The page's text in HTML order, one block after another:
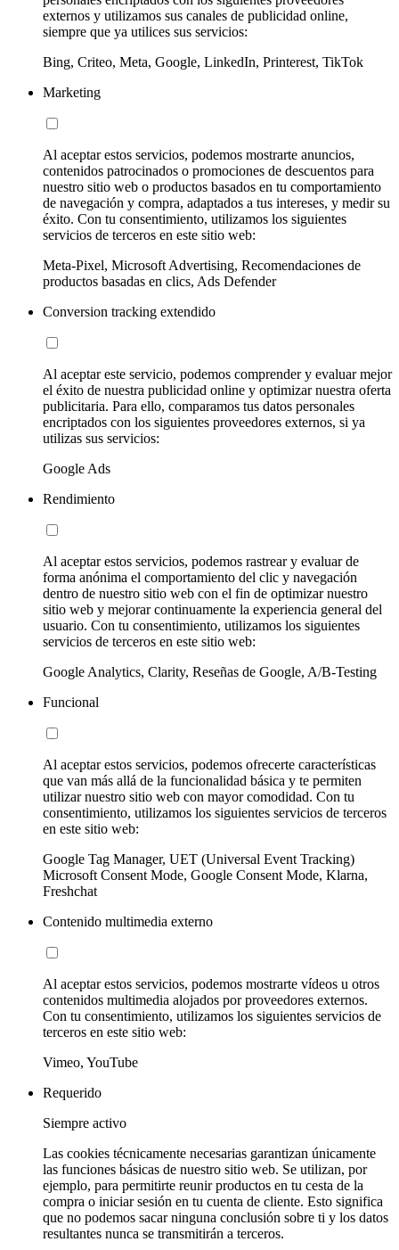
externos y utilizamos sus canales de publicidad online,
siempre que ya utilices sus servicios:
Bing, Criteo, Meta, Google, LinkedIn, Printerest, TikTok
Marketing
Al aceptar estos servicios, podemos mostrarte anuncios,
contenidos patrocinados o promociones de descuentos para
nuestro sitio web o productos basados en tu comportamiento
de navegación y compra, adaptados a tus intereses, y medir su
éxito. Con tu consentimiento, utilizamos los siguientes
servicios de terceros en este sitio web:
Meta-Pixel, Microsoft Advertising, Recomendaciones de
productos basadas en clics, Ads Defender
Conversion tracking extendido
Al aceptar este servicio, podemos comprender y evaluar mejor
el éxito de nuestra publicidad online y optimizar nuestra oferta
publicitaria. Para ello, comparamos tus datos personales
encriptados con los siguientes proveedores externos, si ya
utilizas sus servicios:
Google Ads
Rendimiento
Al aceptar estos servicios, podemos rastrear y evaluar de
forma anónima el comportamiento del clic y navegación
dentro de nuestro sitio web con el fin de optimizar nuestro
sitio web y mejorar continuamente la experiencia general del
usuario. Con tu consentimiento, utilizamos los siguientes
servicios de terceros en este sitio web:
Google Analytics, Clarity, Reseñas de Google, A/B-Testing
Funcional
Al aceptar estos servicios, podemos ofrecerte características
que van más allá de la funcionalidad básica y te permiten
utilizar nuestro sitio web con mayor comodidad. Con tu
consentimiento, utilizamos los siguientes servicios de terceros
en este sitio web:
Google Tag Manager, UET (Universal Event Tracking)
Microsoft Consent Mode, Google Consent Mode, Klarna,
Freshchat
Contenido multimedia externo
Al aceptar estos servicios, podemos mostrarte vídeos u otros
contenidos multimedia alojados por proveedores externos.
Con tu consentimiento, utilizamos los siguientes servicios de
terceros en este sitio web:
Vimeo, YouTube
Requerido
Siempre activo
Las cookies técnicamente necesarias garantizan únicamente
las funciones básicas de nuestro sitio web. Se utilizan, por
ejemplo, para permitirte reunir productos en tu cesta de la
compra o iniciar sesión en tu cuenta de cliente. Esto significa
que no podemos sacar ninguna conclusión sobre ti y los datos
resultantes nunca se transmitirán a terceros.